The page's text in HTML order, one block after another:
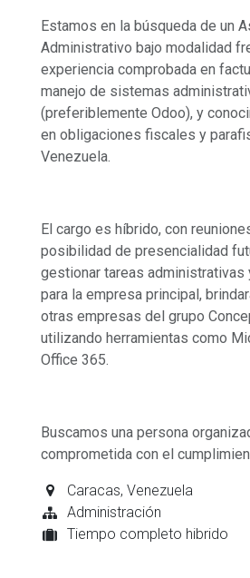
Estamos en la búsqueda de un
Administrativo bajo modalidad
experiencia comprobada en
manejo de sistemas
(preferiblemente Odoo), y
en obligaciones fiscales y
Venezuela.
El cargo es híbrido, con
posibilidad de presencialidad
gestionar tareas administrativas
para la empresa principal,
otras empresas del grupo
utilizando herramientas como
Office 365.
Buscamos una persona
comprometida con el
Caracas, Venezuela
Administración
Tiempo completo hibrido